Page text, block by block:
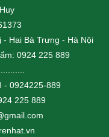
Hai Bà Trưng - Hà Nội
0924 225 889
- 0924225-889
225 889